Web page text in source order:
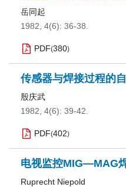
岳同起
1982, 4(6): 36-38.
PDF(380)
传感器与焊接过程的
殷庆武
1982, 4(6): 39-42.
PDF(402)
电视监控MIG—MAG
Ruprecht Niepold